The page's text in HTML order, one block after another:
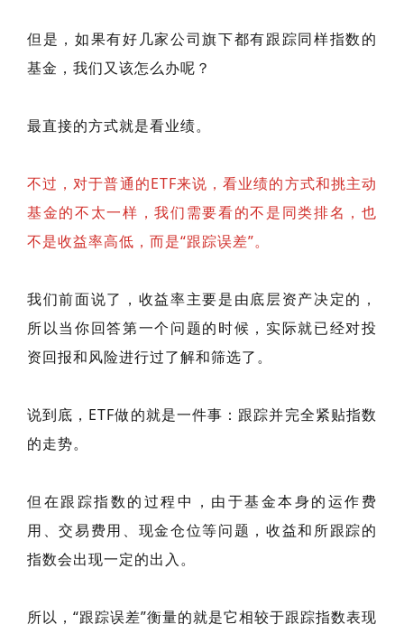
但是，如果有好几家公司旗下都有跟踪同样指数的
基金，我们又该怎么办呢？
最直接的方式就是看业绩。
不过，对于普通的ETF来说，看业绩的方式和挑主动
基金的不太一样，我们需要看的不是同类排名，也
不是收益率高低，而是“跟踪误差”。
我们前面说了，收益率主要是由底层资产决定的，
所以当你回答第一个问题的时候，实际就已经对投
资回报和风险进行过了解和筛选了。
说到底，ETF做的就是一件事：跟踪并完全紧贴指数
的走势。
但在跟踪指数的过程中，由于基金本身的运作费
用、交易费用、现金仓位等问题，收益和所跟踪的
指数会出现一定的出入。
所以，“跟踪误差”衡量的就是它相较于跟踪指数表现